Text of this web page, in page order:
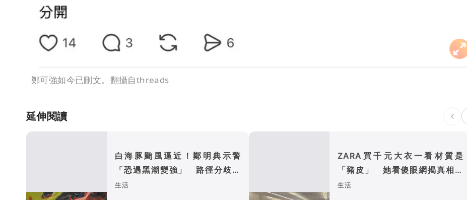
鄭可強如今已刪文。翻攝自threads
延伸閱讀
白海豚颱風逼近！鄭明典示警
「恐遇黑潮變強」 路徑分歧藏
警訊：不利強度維持
生活
ZARA買千元大衣一看材質是
「豬皮」 她看傻眼網揭真相：
精品也常用
生活